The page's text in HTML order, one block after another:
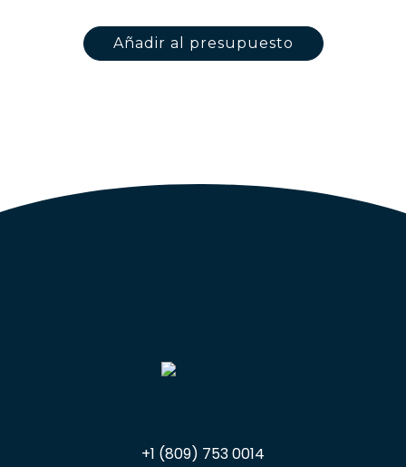
Añadir al presupuesto
+1 (809) 753 0014